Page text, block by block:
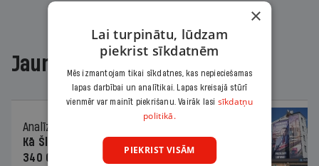
Jaunākajā žurnālā
Analīze
Kā Šlesera partija palika nesodīta par
340 000 vērtu reklāmas kampaņu
×
Lai turpinātu, lūdzam
piekrist sīkdatnēm
Mēs izmantojam tikai sīkdatnes, kas nepieciešamas
lapas darbībai un analītikai. Lapas kreisajā stūrī
vienmēr var mainīt piekrišanu. Vairāk lasi sīkdatņu
politikā.
PIEKRIST VISĀM